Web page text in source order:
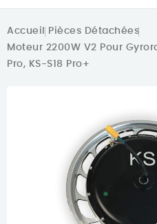
Accueil
Pièces Détachées
Moteur 2200W V2 Pour
Pro, KS-S18 Pro+